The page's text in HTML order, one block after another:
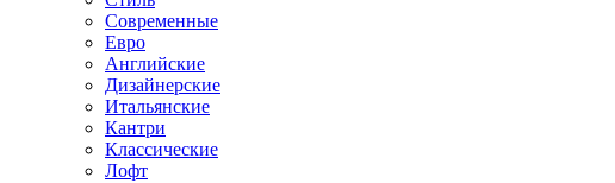
Современные
Евро
Английские
Дизайнерские
Итальянские
Кантри
Классические
Лофт